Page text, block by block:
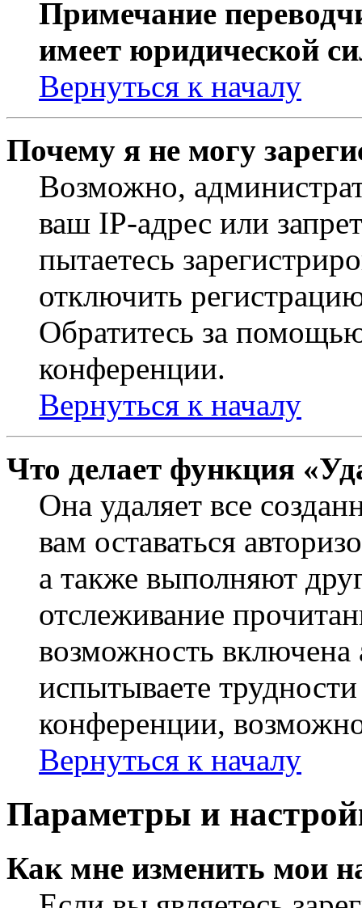
Примечание
имеет юридической
Вернуться к началу
Почему я не могу
Возможно,
ваш IP-адрес или
пытаетесь
отключить
Обратитесь за
конференции.
Вернуться к началу
Что делает функция
Она удаляет все
вам оставаться
а также выполняют
отслеживание
возможность
испытываете
конференции,
Вернуться к началу
Параметры и
Как мне изменить мои